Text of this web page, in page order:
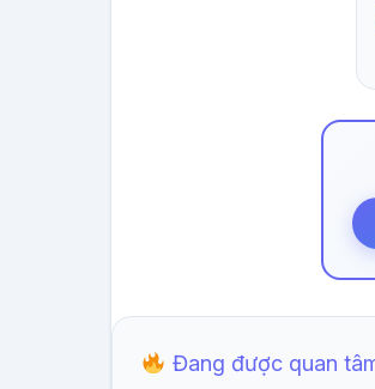
Đang được quan